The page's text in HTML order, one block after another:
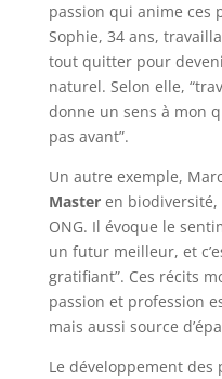
passion qui anime ces
Sophie, 34 ans,
tout quitter pour
naturel. Selon elle,
donne un sens à mon
pas avant”.
Un autre exemple,
Masteren biodiversité,
ONG. Il évoque le
un futur meilleur, et
gratifiant”. Ces récits
passion et profession
mais aussi source
Le développement